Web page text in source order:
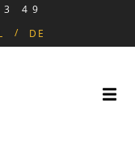
49
DE